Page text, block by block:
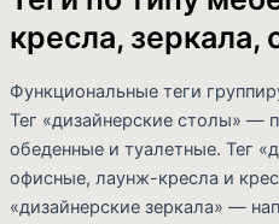
кресла, зеркала,
Функциональные теги
Тег «дизайнерские столы» —
обеденные и туалетные. Тег
офисные, лаунж-кресла и
«дизайнерские зеркала» —